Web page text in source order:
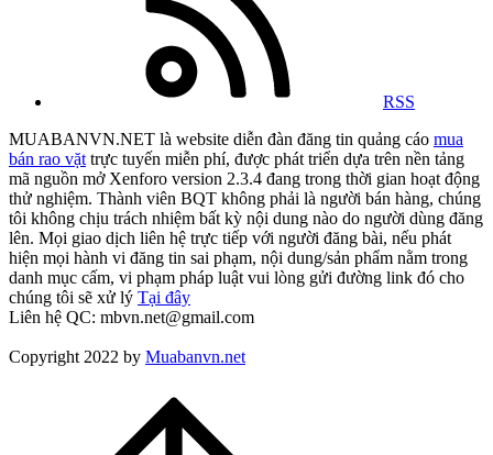
RSS
MUABANVN.NET là website diễn đàn đăng tin quảng cáo mua
bán rao vặt trực tuyến miễn phí, được phát triển dựa trên nền tảng
mã nguồn mở Xenforo version 2.3.4 đang trong thời gian hoạt động
thử nghiệm. Thành viên BQT không phải là người bán hàng, chúng
tôi không chịu trách nhiệm bất kỳ nội dung nào do người dùng đăng
lên. Mọi giao dịch liên hệ trực tiếp với người đăng bài, nếu phát
hiện mọi hành vi đăng tin sai phạm, nội dung/sản phẩm nằm trong
danh mục cấm, vi phạm pháp luật vui lòng gửi đường link đó cho
chúng tôi sẽ xử lý Tại đây
Liên hệ QC: mbvn.net@gmail.com
Copyright 2022 by Muabanvn.net